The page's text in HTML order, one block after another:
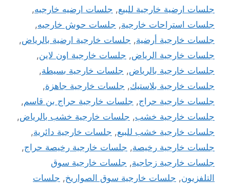
جلسات ارضية خارجية للبيع, جلسات ارضيه خارجيه,
جلسات استراحات خارجية, جلسات حوش خارجيه,
جلسات خارجية أرضية, جلسات خارجية ارضية بالرياض,
جلسات خارجية الرياض, جلسات خارجية اون لاين,
جلسات خارجية بالرياض, جلسات خارجية بسيطة,
جلسات خارجية بلاستيك, جلسات خارجية جاهزة,
جلسات خارجية حراج, جلسات خارجية حراج بن قاسم,
جلسات خارجية خشب, جلسات خارجية خشب بالرياض,
جلسات خارجية خشب للبيع, جلسات خارجية دائرية,
جلسات خارجية رخيصة, جلسات خارجية رخيصة حراج,
جلسات خارجية زجاجية, جلسات خارجية سوق
التلفزيون, جلسات خارجية سوق الصواريخ, جلسات